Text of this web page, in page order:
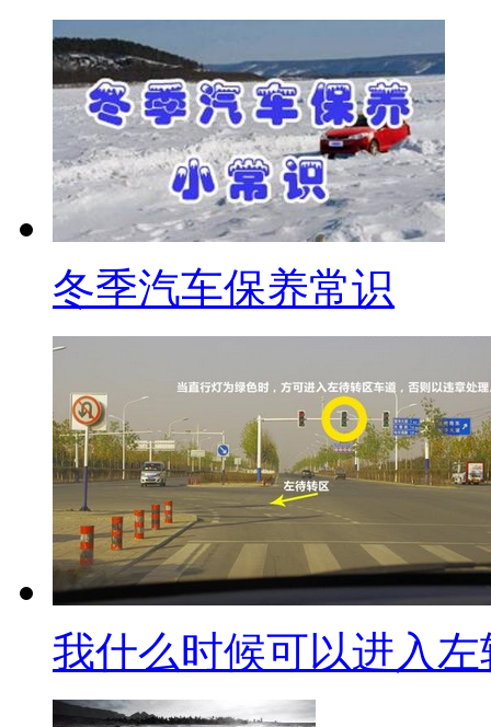
冬季汽车保养常识
我什么时候可以进入